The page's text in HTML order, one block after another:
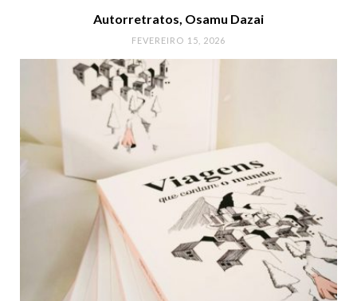
Autorretratos, Osamu Dazai
FEVEREIRO 15, 2026